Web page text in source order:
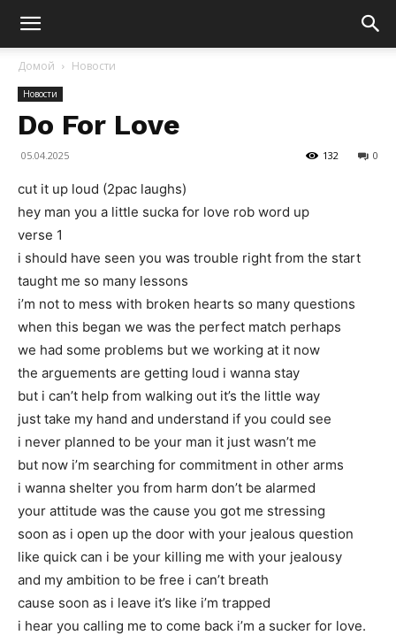
Домой Новости
Новости
Do For Love
05.04.2025 0
132
cut it up loud (2pac laughs)
hey man you a little sucka for love rob word up
verse 1
i should have seen you was trouble right from the start
taught me so many lessons
i’m not to mess with broken hearts so many questions
when this began we was the perfect match perhaps
we had some problems but we working at it now
the arguements are getting loud i wanna stay
but i can’t help from walking out it’s the little way
just take my hand and understand if you could see
i never planned to be your man it just wasn’t me
but now i’m searching for commitment in other arms
i wanna shelter you from harm don’t be alarmed
your attitude was the cause you got me stressing
soon as i open up the door with your jealous question
like quick can i be your killing me with your jealousy
and my ambition to be free i can’t breath
cause soon as i leave it’s like i’m trapped
i hear you calling me to come back i’m a sucker for love.